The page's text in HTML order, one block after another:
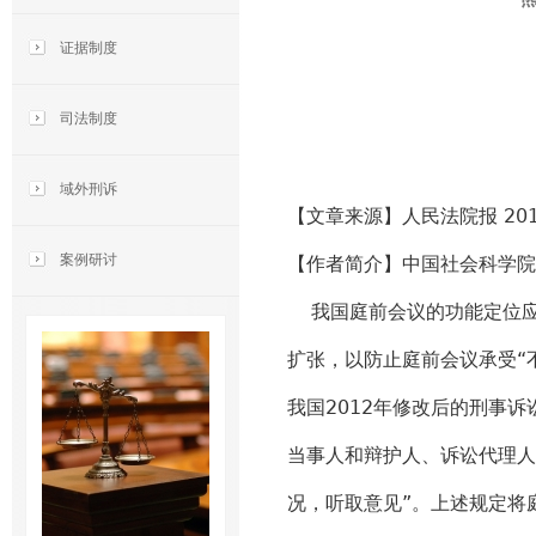
证据制度
司法制度
域外刑诉
案例研讨
【文章来源】人民法院报
【作者简介】中国社会科学
我国庭前会议的功能定位
扩张，以防止庭前会议承受
我国2012年修改后的刑事诉
当事人和辩护人、诉讼代理
况，听取意见”。上述规定